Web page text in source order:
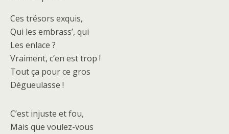
Ces trésors exquis,
Qui les embrass’, qui
Les enlace ?
Vraiment, c’en est trop !
Tout ça pour ce gros
Dégueulasse !
C’est injuste et fou,
Mais que voulez-vous